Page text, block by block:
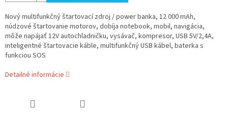
Nový multifunkčný štartovací zdroj / power banka, 12 000 mAh,
núdzové štartovanie motorov, dobíja notebook, mobil, navigácia,
môže napájať 12V autochladničku, vysávač, kompresor, USB 5V/2,4A,
inteligentné štartovacie káble, multifunkčný USB kábel, baterka s
funkciou SOS
Detailné informácie